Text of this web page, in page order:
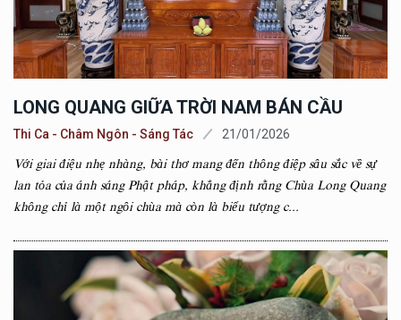
LONG QUANG GIỮA TRỜI NAM BÁN CẦU
Thi Ca - Châm Ngôn - Sáng Tác 21/01/2026
Với giai điệu nhẹ nhàng, bài thơ mang đến thông điệp sâu sắc về sự
lan tỏa của ánh sáng Phật pháp, khẳng định rằng Chùa Long Quang
không chỉ là một ngôi chùa mà còn là biểu tượng c...